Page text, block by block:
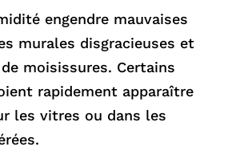
engendre mauvaises
murales disgracieuses et
moisissures. Certains
rapidement apparaître
les vitres ou dans les